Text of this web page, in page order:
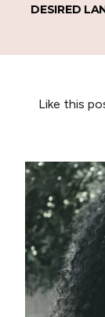
DESIRED
Like this